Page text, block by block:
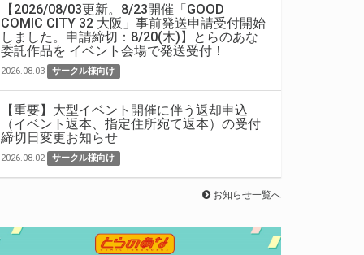
【2026/08/03更新。8/23開催「GOOD
COMIC CITY 32 大阪」事前発送申請受付開始
しました。申請締切：8/20(木)】とらのあな
委託作品を イベント会場で発送受付！
2026.08.03 サークル様向け
【重要】大型イベント開催に伴う返却申込
（イベント返本、指定住所宛て返本）の受付
締切日変更お知らせ
2026.08.02 サークル様向け
お知らせ一覧へ